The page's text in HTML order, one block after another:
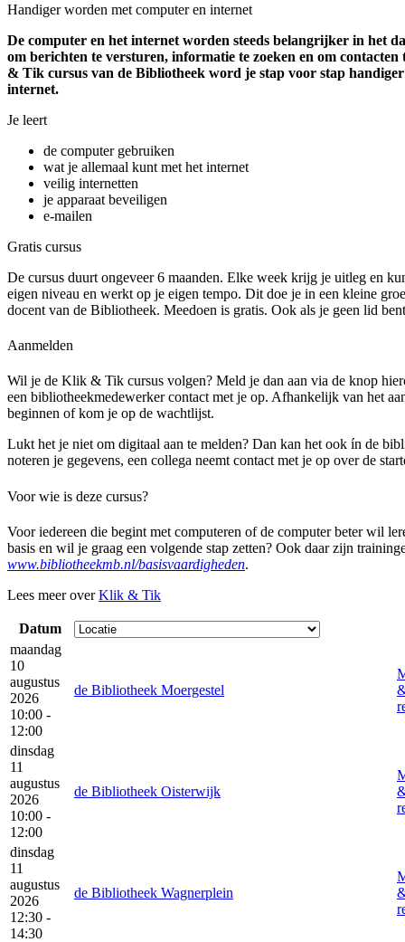
Handiger worden met computer en internet
De computer en het internet worden steeds belangrijker in het
om berichten te versturen, informatie te zoeken en om
& Tik cursus van de Bibliotheek word je stap voor stap
internet.
Je leert
de computer gebruiken
wat je allemaal kunt met het internet
veilig internetten
je apparaat beveiligen
e-mailen
Gratis cursus
De cursus duurt ongeveer 6 maanden. Elke week krijg je uitleg en
eigen niveau en werkt op je eigen tempo. Dit doe je in een kleine
docent van de Bibliotheek. Meedoen is gratis. Ook als je geen lid
Aanmelden
Wil je de Klik & Tik cursus volgen? Meld je dan aan via de knop
een bibliotheekmedewerker contact met je op. Afhankelijk van het
beginnen of kom je op de wachtlijst.
Lukt het je niet om digitaal aan te melden? Dan kan het ook ín de
noteren je gegevens, een collega neemt contact met je op over de
Voor wie is deze cursus?
Voor iedereen die begint met computeren of de computer beter wil
basis en wil je graag een volgende stap zetten? Ook daar zijn
www.bibliotheekmb.nl/basisvaardigheden.
Lees meer overKlik & Tik
Datum
maandag
10
augustus
2026
10:00 -
12:00
de Bibliotheek Moergestel
dinsdag
11
augustus
2026
10:00 -
12:00
de Bibliotheek Oisterwijk
dinsdag
11
augustus
2026
12:30 -
14:30
de Bibliotheek Wagnerplein